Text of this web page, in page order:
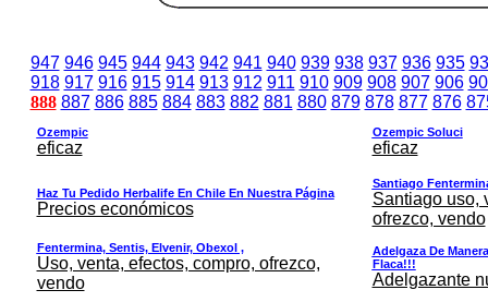
947 946 945 944 943 942 941 940 939 938 937 936 935
918 917 916 915 914 913 912 911 910 909 908 907 906
888 887 886 885 884 883 882 881 880 879 878 877 876
Ozempic
eficaz
Ozempic Soluci
eficaz
Haz Tu Pedido Herbalife En Chile En Nuestra Página
Precios económicos
Santiago
Santiago uso,
ofrezco, vendo
Fentermina, Sentis, Elvenir, Obexol ,
Uso, venta, efectos, compro, ofrezco,
vendo
Adelgaza De
Flaca!!!
Adelgazante